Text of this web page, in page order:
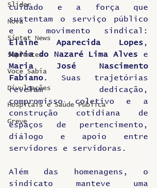
Slider
Nova
Sintet News
Suplentes
Você Sabia
Divulgações
Hospitais e Saúde Pública
Greve
cuidado e a força que
sustentam o serviço público
Elaine Aparecida Lopes
Maria do Nazaré Lima Alves
Maria José Nascimento
Fabiano. Suas trajetórias
revelam dedicação,
compromisso coletivo e a
construção cotidiana de
espaços de pertencimento,
diálogo e apoio entre
servidores e servidoras.
Além das homenagens, o
sindicato manteve uma